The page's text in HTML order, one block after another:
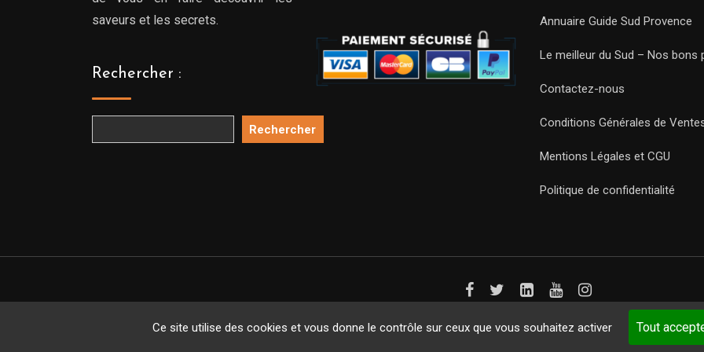
Ce site utilise des cookies et vous donne le contrôle sur ceux que vous souhaitez activer Tout
saveurs et les secrets.
Rechercher :
Rechercher
Annuaire Guide Sud Provence
Le meilleur du Sud – Nos bons
Contactez-nous
Conditions Générales de
Mentions Légales et CGU
Politique de confidentialité
Copyright Guides 2021. Tous droits réservés.Développement web sur mesure